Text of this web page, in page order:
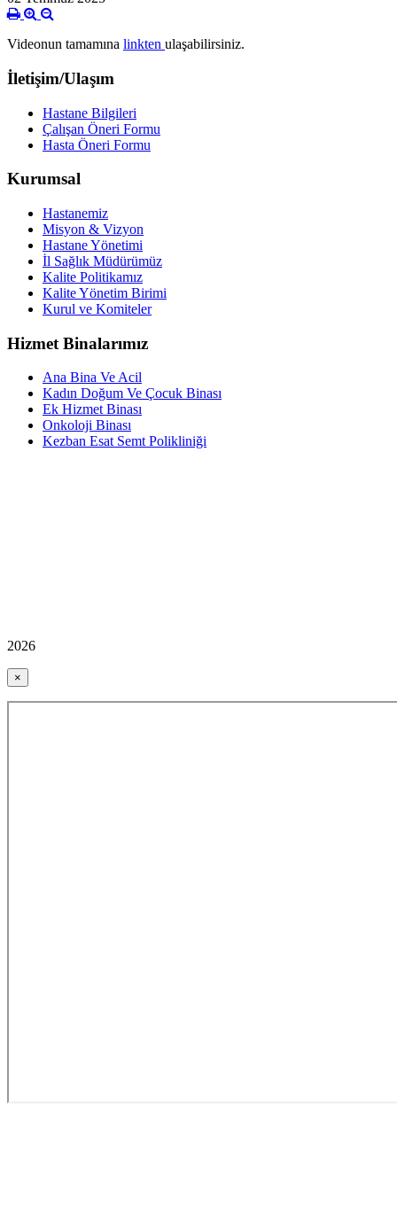
Videonun tamamına linkten ulaşabilirsiniz.
İletişim/Ulaşım
Hastane Bilgileri
Çalışan Öneri Formu
Hasta Öneri Formu
Kurumsal
Hastanemiz
Misyon & Vizyon
Hastane Yönetimi
İl Sağlık Müdürümüz
Kalite Politikamız
Kalite Yönetim Birimi
Kurul ve Komiteler
Hizmet Binalarımız
Ana Bina Ve Acil
Kadın Doğum Ve Çocuk Binası
Ek Hizmet Binası
Onkoloji Binası
Kezban Esat Semt Polikliniği
2026
×